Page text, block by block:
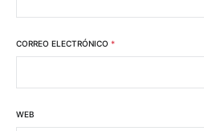
CORREO ELECTRÓNICO *
WEB